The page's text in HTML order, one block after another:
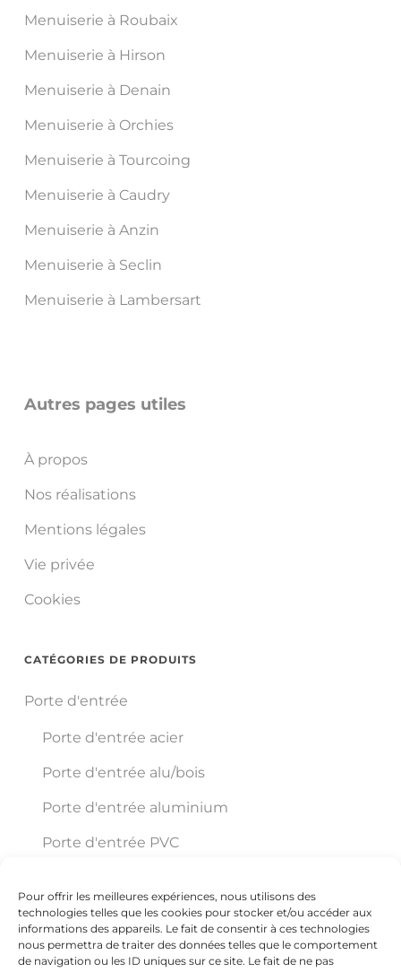
Pour offrir les meilleures expériences, nous utilisons des
technologies telles que les cookies pour stocker et/ou accéder aux
informations des appareils. Le fait de consentir à ces technologies
nous permettra de traiter des données telles que le comportement
de navigation ou les ID uniques sur ce site. Le fait de ne pas
Menuiserie à Roubaix
Menuiserie à Hirson
Menuiserie à Denain
Menuiserie à Orchies
Menuiserie à Tourcoing
Menuiserie à Caudry
Menuiserie à Anzin
Menuiserie à Seclin
Menuiserie à Lambersart
Autres pages utiles
À propos
Nos réalisations
Mentions légales
Vie privée
Cookies
CATÉGORIES DE PRODUITS
Porte d'entrée
Porte d'entrée acier
Porte d'entrée alu/bois
Porte d'entrée aluminium
Porte d'entrée PVC
Éco Pro Habitat